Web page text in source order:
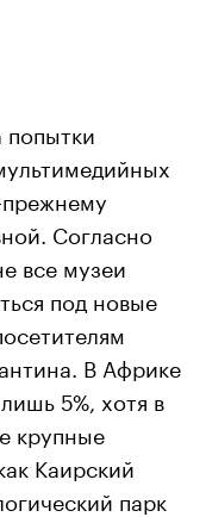
попытки
Согласно
все музеи
под новые
В Африке
5%, хотя в
крупные
Каирский
парк